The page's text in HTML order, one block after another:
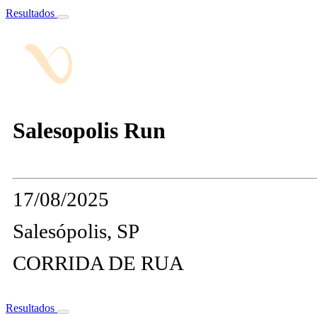
Resultados
Salesopolis Run
17/08/2025
Salesópolis, SP
CORRIDA DE RUA
Resultados